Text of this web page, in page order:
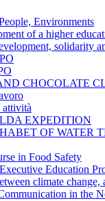
Environments
of a higher
solidarity
CHOCOLATE
attività
EXPEDITION
OF WATER
in Food Safety
Education
climate
in the